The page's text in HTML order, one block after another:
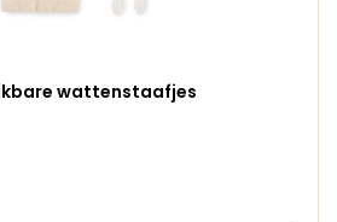
wattenstaafjes